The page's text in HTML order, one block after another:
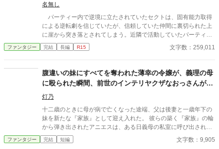
助けてください！！」と泣きついてくるが…… 「ん？ ちょっと待
て。俺に無能って言ったの、どこのどいつだっけ？」 もはや世界
最強の領主となったレオンは、 「好き勝手やった報い？ しらん
な」と華麗にスルーし、 今日ものんびり温泉につかるのだった。
ついでに「真の愛」まで手に入れて、レオンの楽園ライフは続く
──！
名無し
パーティー内で逆境に立たされていたセクトは、固有能力取得
による逆転劇を信じていたが、信頼していた仲間に裏切られた上
に崖から突き落とされてしまう。近隣で活動していたパーティー
のおかげで奇跡的に一命をとりとめたセクトは、かつての仲間た
ちへの復讐とともに、助けてくれた者たちへの恩返しを誓うのだ
ファンタジー 完結 長編 R15 文字数：259,011
腹違いの妹にすべてを奪われた薄幸の令嬢が、義理の母
に殴られた瞬間、前世のインテリヤクザなおっさんがぶ
ちギレた場合。
灯乃
十二歳のときに母が病で亡くなった途端、父は後妻と一歳年下の
妹を新たな『家族』として迎え入れた。 彼らの築く『家族』の輪
から弾き出されたアニエスは、ある日義母の私室に呼び出され―
―。 タイトル通りのおっさんコメディーです。
ファンタジー 完結 短編 文字数：9,905